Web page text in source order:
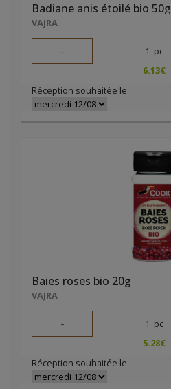
Badiane anis étoilé bio 50g
VAJRA
- 1 pc
6.13€
Réception souhaitée le
Baies roses bio 20g
VAJRA
- 1 pc
5.28€
Réception souhaitée le